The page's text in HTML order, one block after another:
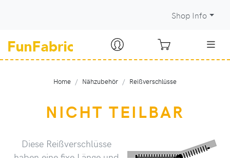
Shop Info
Home Nähzubehör Reißverschlüsse
NICHT TEILBAR
Diese Reißverschlüsse